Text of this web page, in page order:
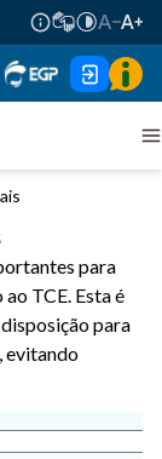
para
TCE. Esta é
para
evitando